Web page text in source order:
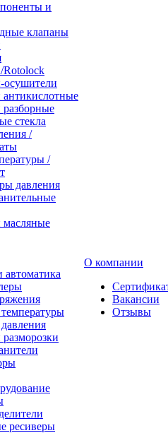
и
клапаны
Rotolock
стекла
/
/
давления
ресиверы
О компании
Вакансии
Отзывы